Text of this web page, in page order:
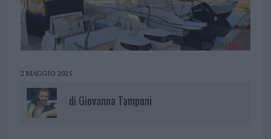
2 MAGGIO 2025
di Giovanna Tamponi